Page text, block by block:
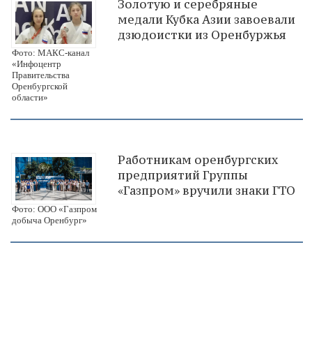
Фото: МАКС-канал
«Инфоцентр
Правительства
Оренбургской
области»
Золотую и серебряные
медали Кубка Азии завоевали
дзюдоистки из Оренбуржья
Фото: ООО «Газпром
добыча Оренбург»
Работникам оренбургских
предприятий Группы
«Газпром» вручили знаки ГТО